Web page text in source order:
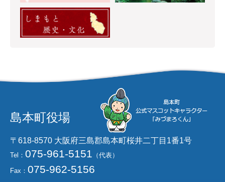
島本町役場
〒618-8570 大阪府三島郡島本町桜井二丁目1番1号
Tel： 075-961-5151 （代表）
Fax： 075-962-5156